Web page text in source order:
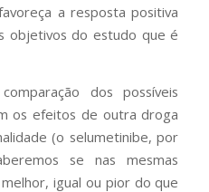
a resposta positiva
objetivos do estudo que é
dos possíveis
os efeitos de outra droga
(o selumetinibe, por
se nas mesmas
igual ou pior do que